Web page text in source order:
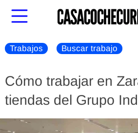
Trabajos Buscar trabajo
Cómo trabajar en
tiendas del Grupo